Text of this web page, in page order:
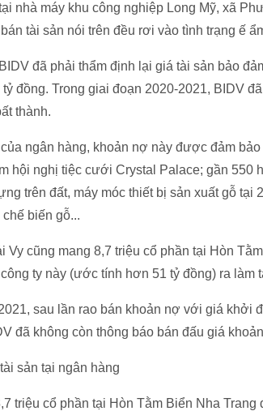
nhà máy khu công nghiệp Long Mỹ, xã
tài sản nói trên đều rơi vào tình trạng ế
đã phải thẩm định lại giá tài sản bảo
tỷ đồng. Trong giai đoạn 2020-2021, BIDV
thành.
ngân hàng, khoản nợ này được đảm
hội nghị tiệc cưới Crystal Palace; gần 550
trên đất, máy móc thiết bị sản xuất gỗ
biến gỗ...
Vy cũng mang 8,7 triệu cổ phần tại Hòn
ty này (ước tính hơn 51 tỷ đồng) ra làm
sau lần rao bán khoản nợ với giá khởi
đã không còn thông báo bán đấu giá
sản tại ngân hàng
triệu cổ phần tại Hòn Tằm Biển Nha Trang